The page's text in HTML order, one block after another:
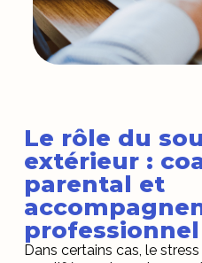
Le rôle du
extérieur :
parental et
professionnel
Dans certains cas, le